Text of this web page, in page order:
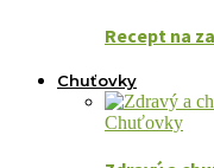
Recept na
Chuťovky
Chuťovky